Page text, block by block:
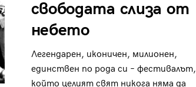
свободата слиза от
небето
Легендарен, иконичен, милионен,
единствен по рода си – фестивалът,
който целият свят никога няма да